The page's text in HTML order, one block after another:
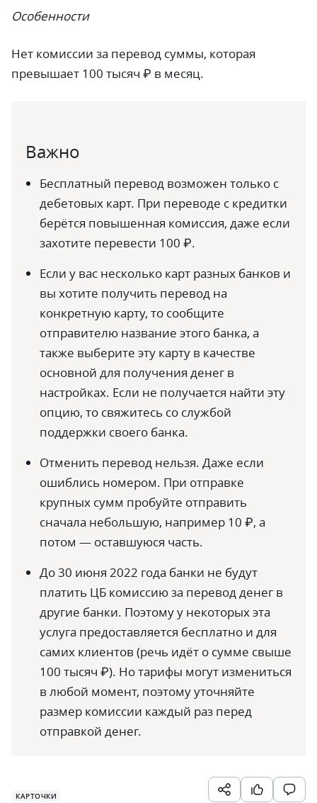
Особенности
Нет комиссии за перевод суммы, которая
превышает 100 тысяч ₽ в месяц.
Важно
Бесплатный перевод возможен только с
дебетовых карт. При переводе с кредитки
берётся повышенная комиссия, даже если
захотите перевести 100 ₽.
Если у вас несколько карт разных банков и
вы хотите получить перевод на
конкретную карту, то сообщите
отправителю название этого банка, а
также выберите эту карту в качестве
основной для получения денег в
настройках. Если не получается найти эту
опцию, то свяжитесь со службой
поддержки своего банка.
Отменить перевод нельзя. Даже если
ошиблись номером. При отправке
крупных сумм пробуйте отправить
сначала небольшую, например 10 ₽, а
потом — оставшуюся часть.
До 30 июня 2022 года банки не будут
платить ЦБ комиссию за перевод денег в
другие банки. Поэтому у некоторых эта
услуга предоставляется бесплатно и для
самих клиентов (речь идёт о сумме свыше
100 тысяч ₽). Но тарифы могут измениться
в любой момент, поэтому уточняйте
размер комиссии каждый раз перед
отправкой денег.
КАРТОЧКИ